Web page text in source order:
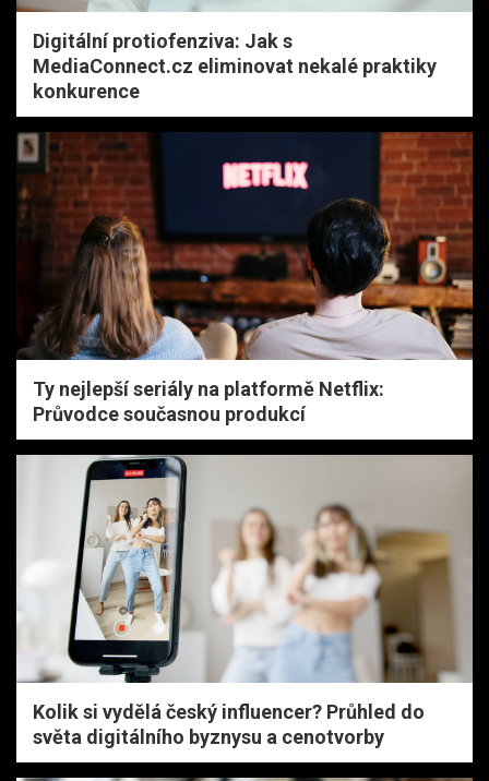
Digitální protiofenziva: Jak s
MediaConnect.cz eliminovat nekalé praktiky
konkurence
Ty nejlepší seriály na platformě Netflix:
Průvodce současnou produkcí
Kolik si vydělá český influencer? Průhled do
světa digitálního byznysu a cenotvorby